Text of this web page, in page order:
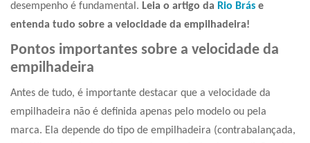
desempenho é fundamental. Leia o artigo da Rio Brás e
entenda tudo sobre a velocidade da empilhadeira!
Pontos importantes sobre a velocidade da
empilhadeira
Antes de tudo, é importante destacar que a velocidade da
empilhadeira não é definida apenas pelo modelo ou pela
marca. Ela depende do tipo de empilhadeira (contrabalançada,